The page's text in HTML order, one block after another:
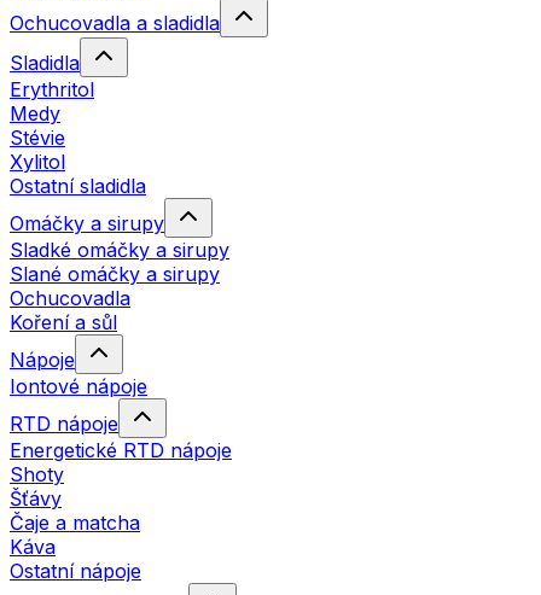
Ochucovadla a sladidla
Sladidla
Erythritol
Medy
Stévie
Xylitol
Ostatní sladidla
Omáčky a sirupy
Sladké omáčky a sirupy
Slané omáčky a sirupy
Ochucovadla
Koření a sůl
Nápoje
Iontové nápoje
RTD nápoje
Energetické RTD nápoje
Shoty
Šťávy
Čaje a matcha
Káva
Ostatní nápoje